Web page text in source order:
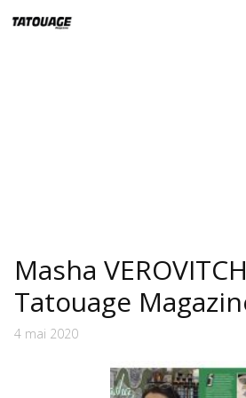
au
Masha
Tatouage
4 mai 2020